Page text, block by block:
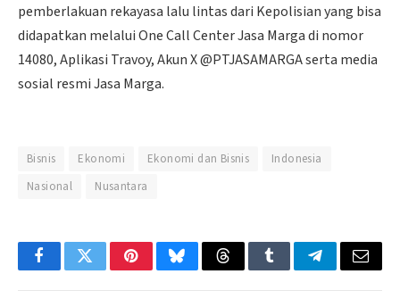
pemberlakuan rekayasa lalu lintas dari Kepolisian yang bisa
didapatkan melalui One Call Center Jasa Marga di nomor
14080, Aplikasi Travoy, Akun X @PTJASAMARGA serta media
sosial resmi Jasa Marga.
Bisnis Ekonomi Ekonomi dan Bisnis
Indonesia
Nasional
Nusantara
FacebookTwitterPinterestBlueskyThreadsTumblrTelegramEmail